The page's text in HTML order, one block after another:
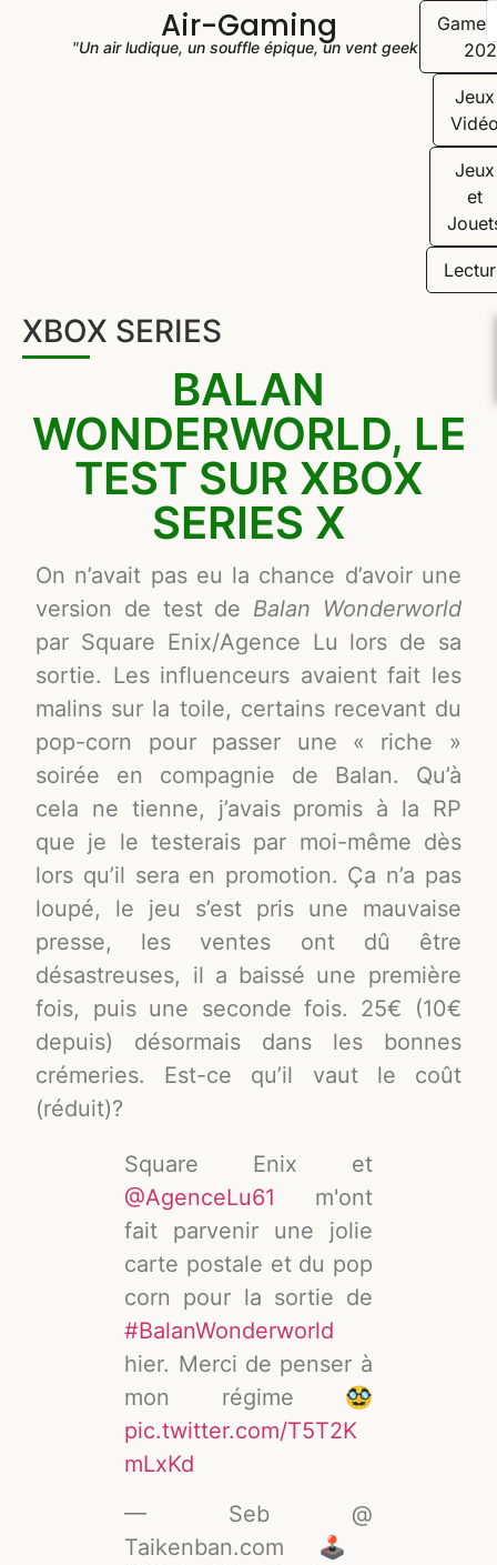
Air-Gaming
"Un air ludique, un souffle épique, un vent geek"
Jeux
Jeux
et
XBOX SERIES
BALAN
WONDERWORLD, LE
TEST SUR XBOX
SERIES X
On n’avait pas eu la chance d’avoir une
version de test de Balan Wonderworld
par Square Enix/Agence Lu lors de sa
sortie. Les influenceurs avaient fait les
malins sur la toile, certains recevant du
pop-corn pour passer une « riche »
soirée en compagnie de Balan. Qu’à
cela ne tienne, j’avais promis à la RP
que je le testerais par moi-même dès
lors qu’il sera en promotion. Ça n’a pas
loupé, le jeu s’est pris une mauvaise
presse, les ventes ont dû être
désastreuses, il a baissé une première
fois, puis une seconde fois. 25€ (10€
depuis) désormais dans les bonnes
crémeries. Est-ce qu’il vaut le coût
(réduit)?
Square Enix et
@AgenceLu61 m'ont
fait parvenir une jolie
carte postale et du pop
corn pour la sortie de
#BalanWonderworld
hier. Merci de penser à
mon régime 🥸
pic.twitter.com/T5T2K
mLxKd
— Seb @
Taikenban.com 🕹️